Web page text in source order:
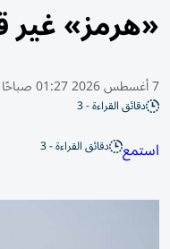
«هرمز» غير
7 أغسطس 2026 01:27 صباحًا
دقائق القراءة - 3
استمع دقائق القراءة - 3